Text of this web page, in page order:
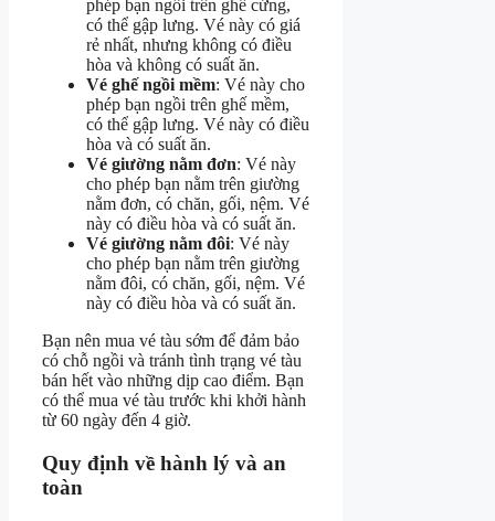
phép bạn ngồi trên ghế cứng,
có thể gập lưng. Vé này có giá
rẻ nhất, nhưng không có điều
hòa và không có suất ăn.
Vé ghế ngồi mềm: Vé này cho
phép bạn ngồi trên ghế mềm,
có thể gập lưng. Vé này có điều
hòa và có suất ăn.
Vé giường nằm đơn: Vé này
cho phép bạn nằm trên giường
nằm đơn, có chăn, gối, nệm. Vé
này có điều hòa và có suất ăn.
Vé giường nằm đôi: Vé này
cho phép bạn nằm trên giường
nằm đôi, có chăn, gối, nệm. Vé
này có điều hòa và có suất ăn.
Bạn nên mua vé tàu sớm để đảm bảo
có chỗ ngồi và tránh tình trạng vé tàu
bán hết vào những dịp cao điểm. Bạn
có thể mua vé tàu trước khi khởi hành
từ 60 ngày đến 4 giờ.
Quy định về hành lý và an
toàn